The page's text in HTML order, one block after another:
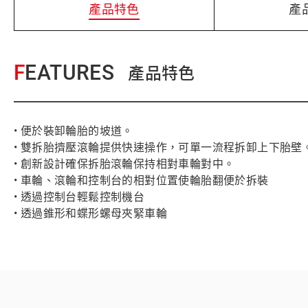
產品特色 產
FEATURES 產品特色
• 便於裝卸輪胎的坡道。
• 雙拆胎擠壓滾輪提供快速操作，可單一流程拆卸上下胎壁
• 創新設計確保拆胎滾輪保持相對車輪對中。
• 車輪、滾輪和控制台的相對位置使輪胎翻便於拆裝
• 透過控制台輕鬆控制機台
• 透過錐形和蝶形螺母夾緊車輪